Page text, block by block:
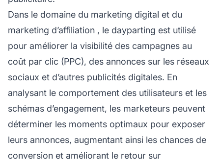
Dans le domaine du marketing digital et du
marketing d’affiliation , le dayparting est utilisé
pour améliorer la visibilité des campagnes au
coût par clic (PPC), des annonces sur les réseaux
sociaux et d’autres publicités digitales. En
analysant le comportement des utilisateurs et les
schémas d’engagement, les marketeurs peuvent
déterminer les moments optimaux pour exposer
leurs annonces, augmentant ainsi les chances de
conversion et améliorant le retour sur